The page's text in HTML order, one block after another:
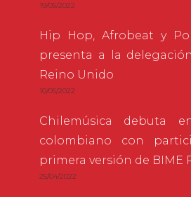
19/05/2022
Hip Hop, Afrobeat y
presenta a la
Reino Unido
10/05/2022
Chilemúsica debuta
colombiano con
primera versión de BIME
25/04/2022